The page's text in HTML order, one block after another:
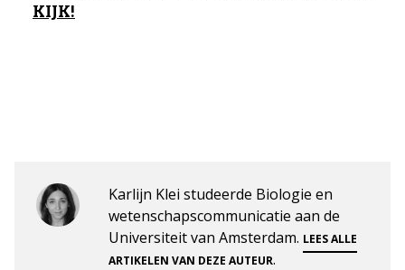
KIJK!
Karlijn Klei studeerde Biologie en
wetenschapscommunicatie aan de
Universiteit van Amsterdam. LEES ALLE
ARTIKELEN VAN DEZE AUTEUR.